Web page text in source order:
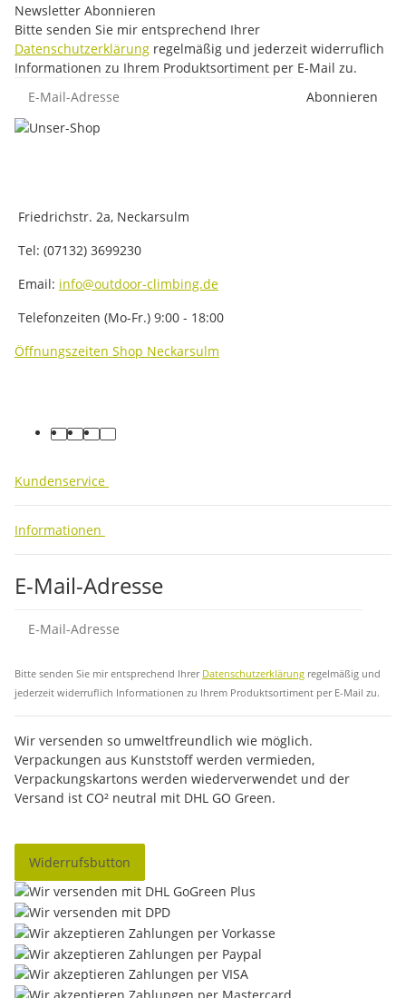
Newsletter Abonnieren
Bitte senden Sie mir entsprechend Ihrer
Datenschutzerklärung regelmäßig und jederzeit widerruflich
Informationen zu Ihrem Produktsortiment per E-Mail zu.
Abonnieren
Friedrichstr. 2a, Neckarsulm
Tel: (07132) 3699230
Email: info@outdoor-climbing.de
Telefonzeiten (Mo-Fr.) 9:00 - 18:00
Öffnungszeiten Shop Neckarsulm
facebook
youtube
instagram
tiktok
Kundenservice
Informationen
E-Mail-Adresse
Bitte senden Sie mir entsprechend Ihrer Datenschutzerklärung regelmäßig und
jederzeit widerruflich Informationen zu Ihrem Produktsortiment per E-Mail zu.
Wir versenden so umweltfreundlich wie möglich.
Verpackungen aus Kunststoff werden vermieden,
Verpackungskartons werden wiederverwendet und der
Versand ist CO² neutral mit DHL GO Green.
Widerrufsbutton